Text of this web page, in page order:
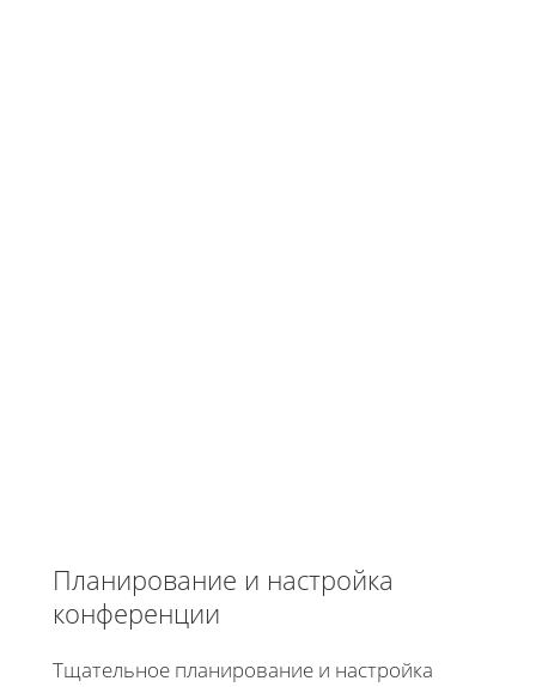
Планирование и настройка
конференции
Тщательное планирование и настройка